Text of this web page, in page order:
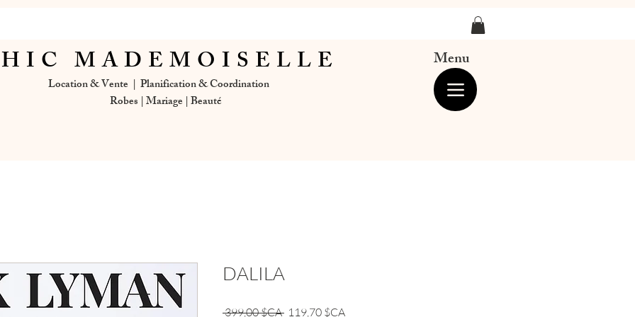
Location & Vente | Planification & Coordination
MADEMOISELLE Menu
Robes | Mariage | Beauté
DALILA
399,00 $CA Prix
119,70 $CAPrix